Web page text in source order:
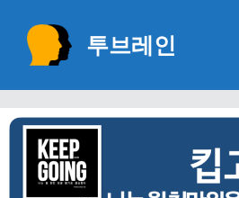
content
투브레인